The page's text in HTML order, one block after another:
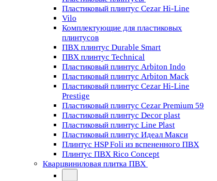
Пластиковый плинтус Cezar Hi-Line
Vilo
Комплектующие для пластиковых
плинтусов
ПВХ плинтус Durable Smart
ПВХ плинтус Technical
Пластиковый плинтус Arbiton Indo
Пластиковый плинтус Arbiton Mack
Пластиковый плинтус Cezar Hi-Line
Prestige
Пластиковый плинтус Cezar Premium 59
Пластиковый плинтус Decor plast
Пластиковый плинтус Line Plast
Пластиковый плинтус Идеал Макси
Плинтус HSP Foli из вспененного ПВХ
Плинтус ПВХ Rico Concept
Кварцвиниловая плитка ПВХ